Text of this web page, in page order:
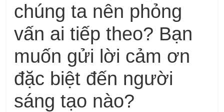
chúng ta nên phỏng
vấn ai tiếp theo? Bạn
muốn gửi lời cảm ơn
đặc biệt đến người
sáng tạo nào?